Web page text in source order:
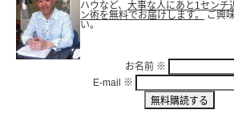
ハウなど、 大事な人にあと1センチ
ン術を無料でお届けします。
ご興
い。
お名前 ※
E-mail ※